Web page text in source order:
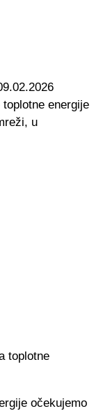
energije
u
toplotne
očekujemo